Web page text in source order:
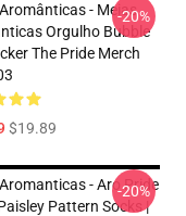
- Meias
Orgulho Bubble
The Pride Merch
$19.89
-20%
- Aro Pride
Pattern Socks |
-20%